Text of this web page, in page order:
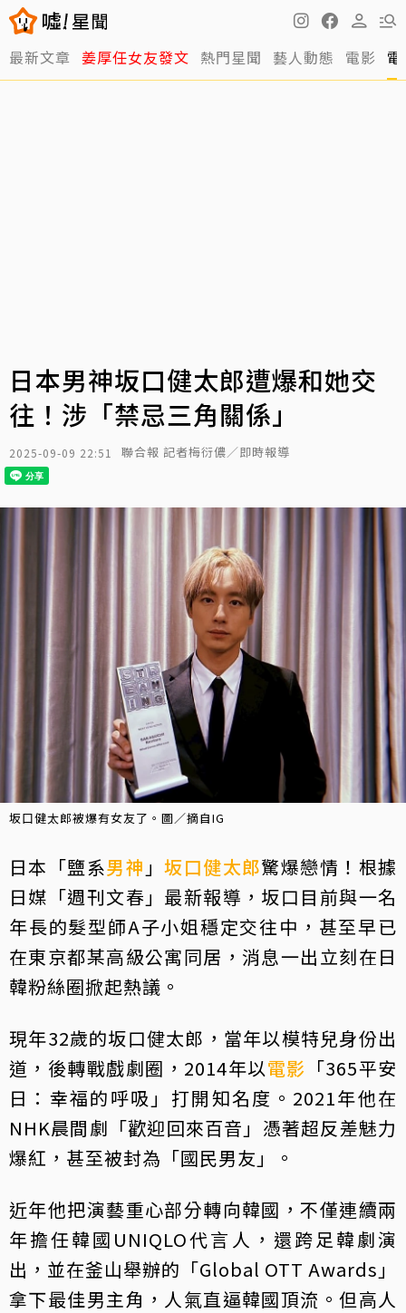
最新文章 姜厚任女友發文 熱門星聞 藝人動態 電影
日本男神坂口健太郎遭爆和她交
往！涉「禁忌三角關係」
2025-09-09 22:51 聯合報 記者梅衍儂／即時報導
坂口健太郎被爆有女友了。圖／摘自IG
日本「鹽系男神 」坂口健太郎驚爆戀情！根據
日媒「週刊文春」最新報導，坂口目前與一名
年長的髮型師A子小姐穩定交往中，甚至早已
在東京都某高級公寓同居，消息一出立刻在日
韓粉絲圈掀起熱議。
現年32歲的坂口健太郎，當年以模特兒身份出
道，後轉戰戲劇圈，2014年以電影 「365平安
日：幸福的呼吸」打開知名度。2021年他在
NHK晨間劇「歡迎回來百音」憑著超反差魅力
爆紅，甚至被封為「國民男友」。
近年他把演藝重心部分轉向韓國，不僅連續兩
年擔任韓國UNIQLO代言人，還跨足韓劇演
出，並在釜山舉辦的「Global OTT Awards」
拿下最佳男主角，人氣直逼韓國頂流。但高人